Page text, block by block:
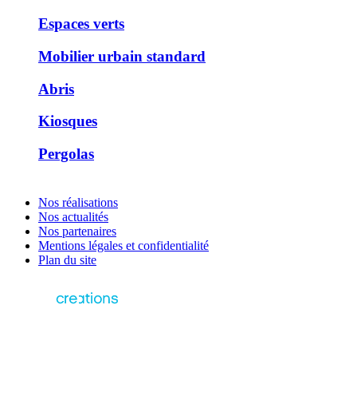
Espaces verts
Mobilier urbain standard
Abris
Kiosques
Pergolas
Nos réalisations
Nos actualités
Nos partenaires
Mentions légales et confidentialité
Plan du site